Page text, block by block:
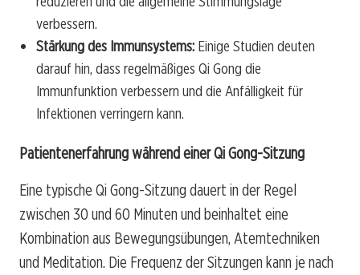
verbessern.
Stärkung des Immunsystems: Einige Studien deuten
darauf hin, dass regelmäßiges Qi Gong die
Immunfunktion verbessern und die Anfälligkeit für
Infektionen verringern kann.
Patientenerfahrung während einer Qi Gong-Sitzung
Eine typische Qi Gong-Sitzung dauert in der Regel
zwischen 30 und 60 Minuten und beinhaltet eine
Kombination aus Bewegungsübungen, Atemtechniken
und Meditation. Die Frequenz der Sitzungen kann je nach